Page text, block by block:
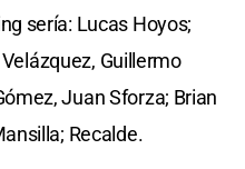
sería: Lucas Hoyos;
Guillermo
Juan Sforza; Brian
Recalde.